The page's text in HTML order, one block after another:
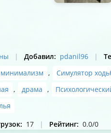
| Добавил: pdanil96 |
минимализм ,
Симулятор
, драма ,
: 17 | Рейтинг: 0.0/0